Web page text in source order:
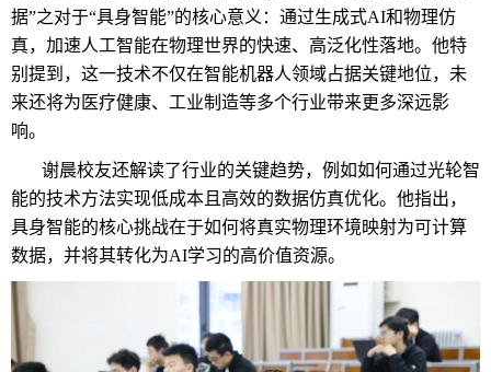
据”之对于“具身智能”的核心意义：通过生成式AI和物理仿
真，加速人工智能在物理世界的快速、高泛化性落地。他特
别提到，这一技术不仅在智能机器人领域占据关键地位，未
来还将为医疗健康、工业制造等多个行业带来更多深远影
响。
谢晨校友还解读了行业的关键趋势，例如如何通过光轮智
能的技术方法实现低成本且高效的数据仿真优化。他指出，
具身智能的核心挑战在于如何将真实物理环境映射为可计算
数据，并将其转化为AI学习的高价值资源。